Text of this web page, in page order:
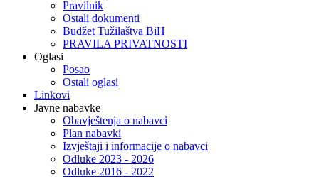
Pravilnik
Ostali dokumenti
Budžet Tužilaštva BiH
PRAVILA PRIVATNOSTI
Oglasi
Posao
Ostali oglasi
Linkovi
Javne nabavke
Obavještenja o nabavci
Plan nabavki
Izvještaji i informacije o nabavci
Odluke 2023 - 2026
Odluke 2016 - 2022